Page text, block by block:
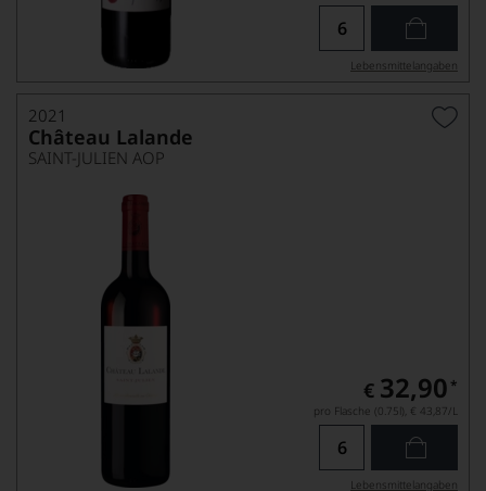
Lebensmittel­angaben
2021
Château Lalande
SAINT-JULIEN AOP
€ 32,90 *
pro Flasche (0.75l), € 43,87/L
Lebensmittel­angaben